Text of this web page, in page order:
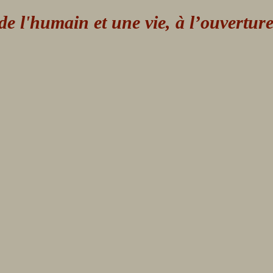
l'humain et une vie, à l’ouverture